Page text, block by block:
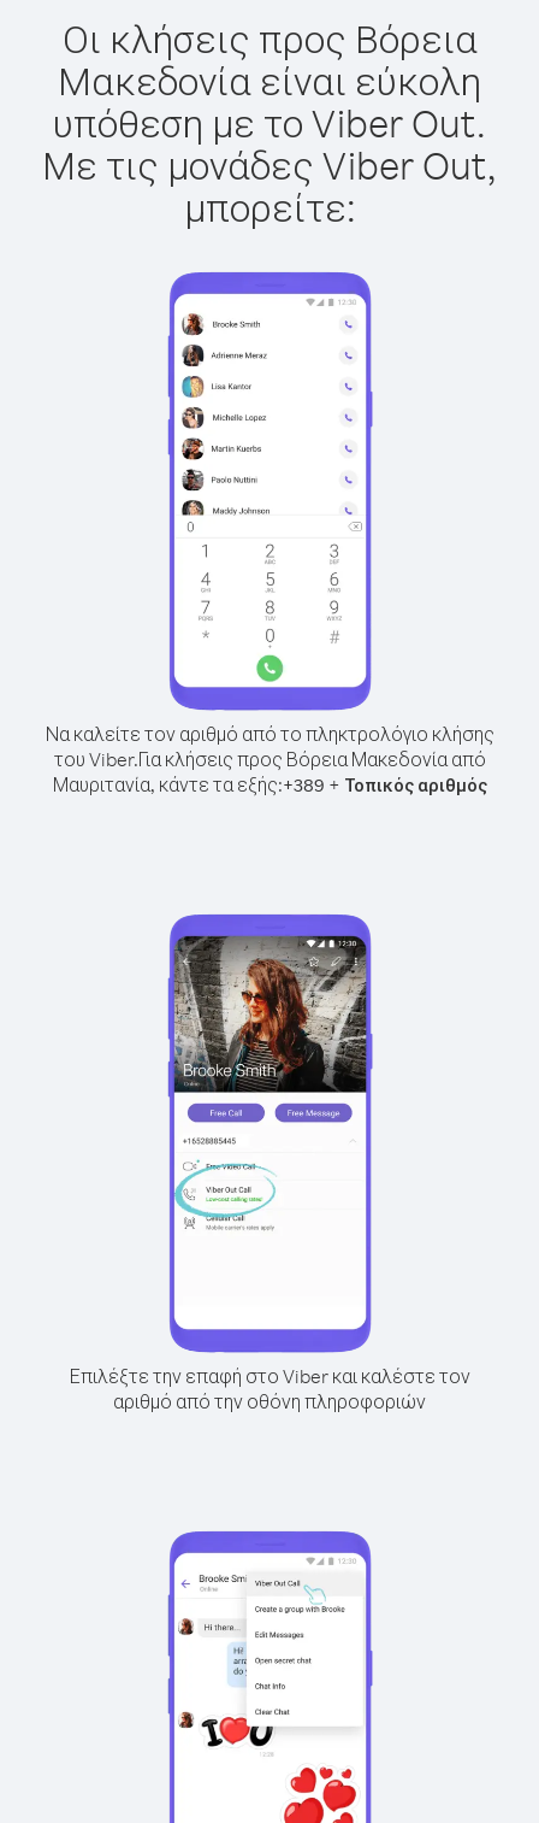
Οι κλήσεις προς Βόρεια
Μακεδονία είναι εύκολη
υπόθεση με το Viber Out.
Με τις μονάδες Viber Out,
μπορείτε:
Να καλείτε τον αριθμό από το πληκτρολόγιο κλήσης
του Viber.Για κλήσεις προς Βόρεια Μακεδονία από
Μαυριτανία, κάντε τα εξής:+389 + Τοπικός αριθμός
Επιλέξτε την επαφή στο Viber και καλέστε τον
αριθμό από την οθόνη πληροφοριών